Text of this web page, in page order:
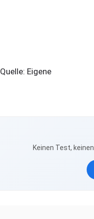
Quelle: Eigene
Keinen Test,